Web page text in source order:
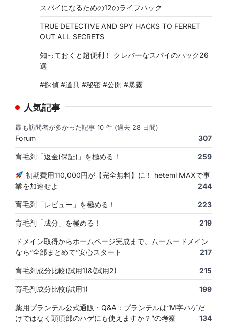
スパイになるための12のライフハック
TRUE DETECTIVE AND SPY HACKS TO FERRET
OUT ALL SECRETS
知っておくと超便利！ クレバーなスパイのハック26
選
#探偵 #道具 #秘密 #公開 #暴露
人気記事
最も訪問者が多かった記事 10 件 (過去 28 日間)
Forum 307
育毛剤「返金(保証)」を極める！ 259
初期費用110,000円が【完全無料】に！ heteml MAXで事
業を加速せよ
244
育毛剤「レビュー」を極める！ 223
育毛剤「成分」を極める！ 219
ドメイン取得からホームページ完成まで。ムームードメイン
なら“全部まとめて”安心スタート
217
育毛剤成分比較(試用1)&(試用2) 215
育毛剤成分比較(試用1) 199
薬用プランテル公式通販・Q&A：プランテルは“M字ハゲだ
けではなく頭頂部のハゲにも使えますか？”の考察
134